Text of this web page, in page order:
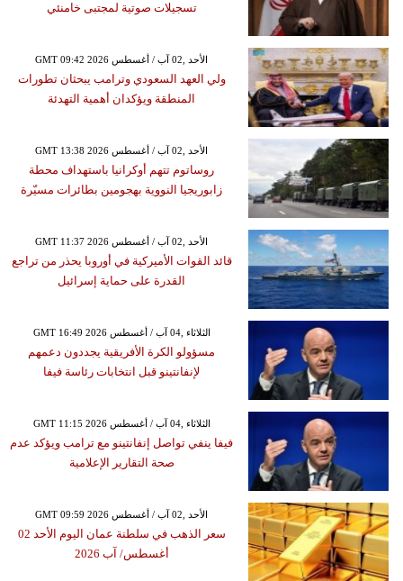
تسجيلات صوتية لمجتبى خامنئي
GMT 09:42 2026 الأحد ,02 آب / أغسطس
ولي العهد السعودي وترامب يبحثان تطورات
المنطقة ويؤكدان أهمية التهدئة
GMT 13:38 2026 الأحد ,02 آب / أغسطس
روساتوم تتهم أوكرانيا باستهداف محطة
زابوريجيا النووية بهجومين بطائرات مسيّرة
GMT 11:37 2026 الأحد ,02 آب / أغسطس
قائد القوات الأميركية في أوروبا يحذر من تراجع
القدرة على حماية إسرائيل
GMT 16:49 2026 الثلاثاء ,04 آب / أغسطس
مسؤولو الكرة الأفريقية يجددون دعمهم
لإنفانتينو قبل انتخابات رئاسة فيفا
GMT 11:15 2026 الثلاثاء ,04 آب / أغسطس
فيفا ينفي تواصل إنفانتينو مع ترامب ويؤكد عدم
صحة التقارير الإعلامية
GMT 09:59 2026 الأحد ,02 آب / أغسطس
سعر الذهب في سلطنة عمان اليوم الأحد 02
أغسطس/ آب 2026